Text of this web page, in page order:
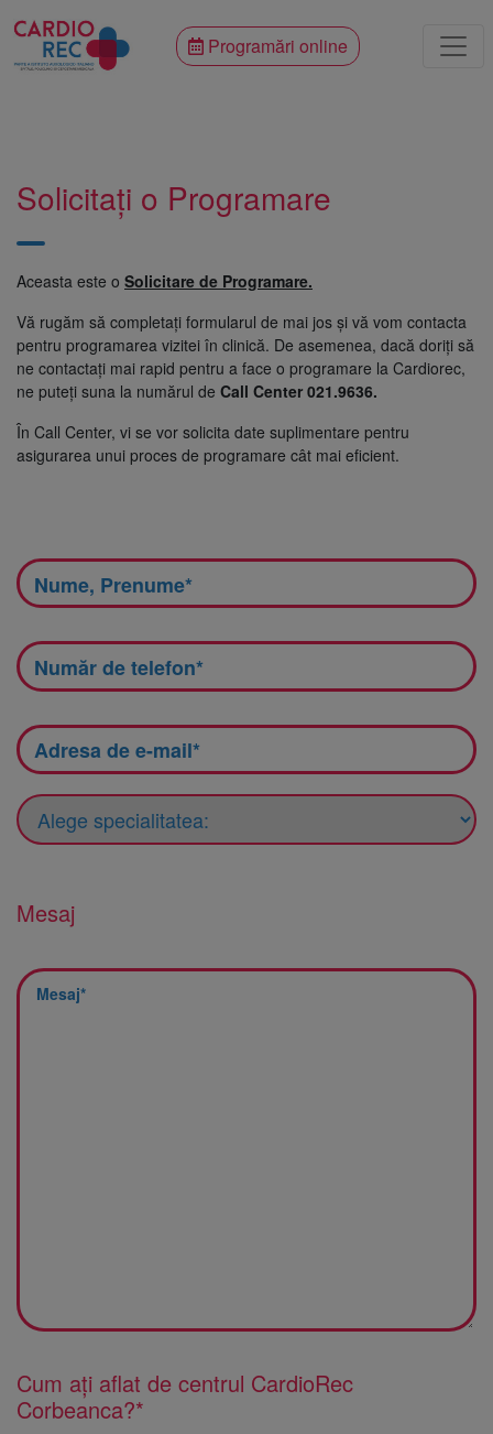
Programări online
Solicitați o Programare
Aceasta este o Solicitare de Programare.
Vă rugăm să completați formularul de mai jos și vă vom contacta
pentru programarea vizitei în clinică. De asemenea, dacă doriți să
ne contactați mai rapid pentru a face o programare la Cardiorec,
ne puteți suna la numărul de Call Center 021.9636.
În Call Center, vi se vor solicita date suplimentare pentru
asigurarea unui proces de programare cât mai eficient.
Mesaj
Cum ați aflat de centrul CardioRec
Corbeanca?*